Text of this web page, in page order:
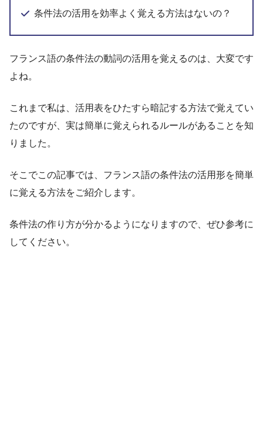
条件法の活用を効率よく覚える方法はないの？
フランス語の条件法の動詞の活用を覚えるのは、大変です
よね。
これまで私は、活用表をひたすら暗記する方法で覚えてい
たのですが、実は簡単に覚えられるルールがあることを知
りました。
そこでこの記事では、フランス語の条件法の活用形を簡単
に覚える方法をご紹介します。
条件法の作り方が分かるようになりますので、ぜひ参考に
してください。